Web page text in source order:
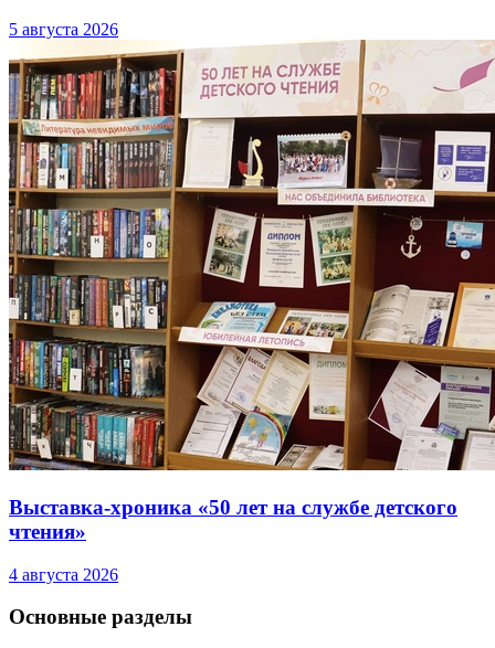
5 августа 2026
Выставка-хроника «50 лет на службе детского
чтения»
4 августа 2026
Основные разделы